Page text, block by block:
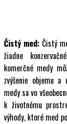
Čistý med: Čistý
žiadne
komerčné medy
zvýšenie objemu
medy sa vo
k životnému
výhody, ktoré med